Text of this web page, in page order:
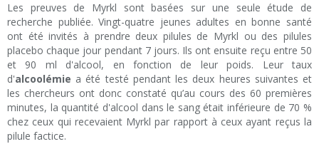
Les preuves de Myrkl sont basées sur une seule étude de
recherche publiée. Vingt-quatre jeunes adultes en bonne santé
ont été invités à prendre deux pilules de Myrkl ou des pilules
placebo chaque jour pendant 7 jours. Ils ont ensuite reçu entre 50
et 90 ml d'alcool, en fonction de leur poids. Leur taux
d'alcoolémie a été testé pendant les deux heures suivantes et
les chercheurs ont donc constaté qu’au cours des 60 premières
minutes, la quantité d'alcool dans le sang était inférieure de 70 %
chez ceux qui recevaient Myrkl par rapport à ceux ayant reçus la
pilule factice.